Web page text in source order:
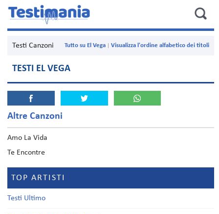
Testi Canzoni Visualizza l'ordine alfabetico dei titoli
Tutto su El Vega
TESTI EL VEGA
Altre Canzoni
Amo La Vida
Te Encontre
TOP ARTISTI
Testi Ultimo